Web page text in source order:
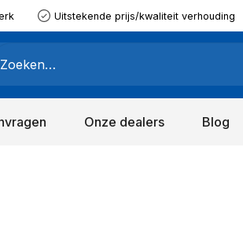
Uitstekende prijs/kwaliteit verhouding
Onze dealers Blog